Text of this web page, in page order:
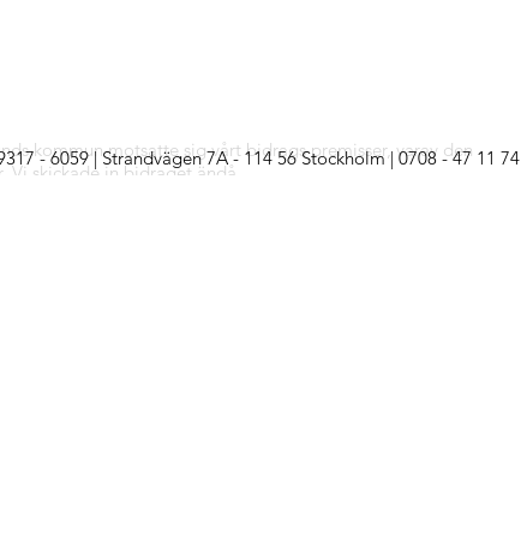
kommun motsatte sig vårt bidrags premisser, varav den
skickade in bidraget ändå.
- 6059 | Strandvägen 7A - 114 56 Stockholm | 0708 - 47 11 74